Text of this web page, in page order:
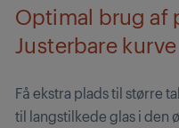
Optimal brug af
Justerbare kurve
Få ekstra plads til større
til langstilkede glas i den